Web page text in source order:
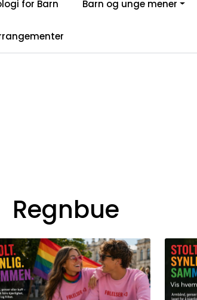
på ordre over 599 kr.
for Barn Barn og unge mener
Regnbue